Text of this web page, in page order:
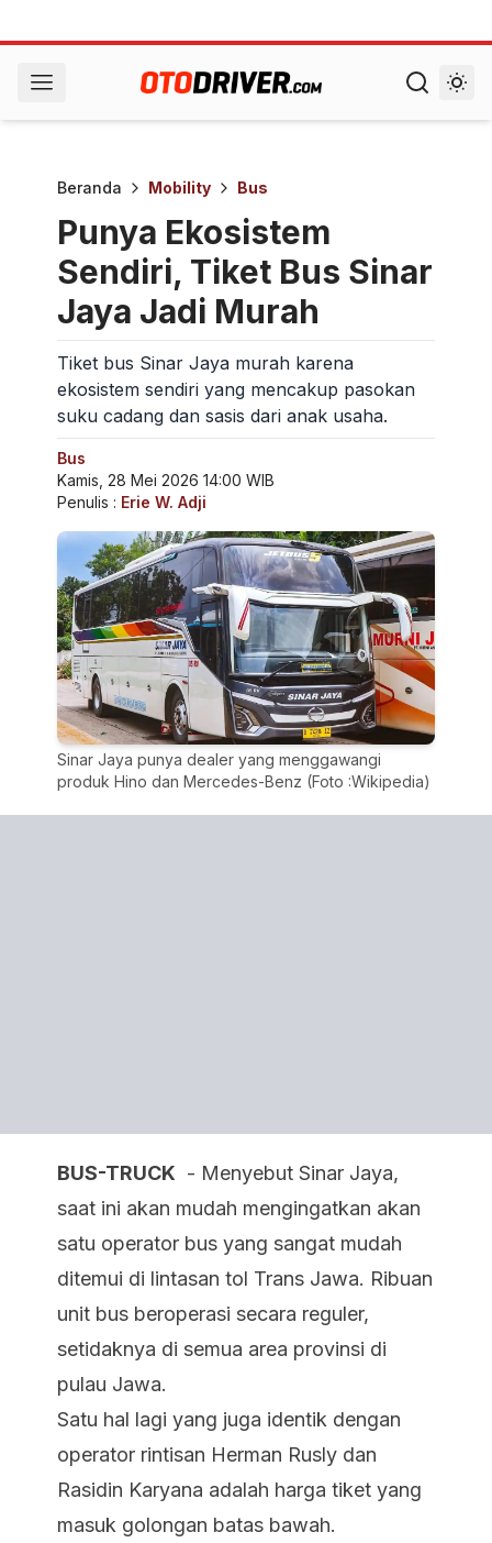
Beranda Mobility Bus
Punya Ekosistem
Sendiri, Tiket Bus Sinar
Jaya Jadi Murah
Tiket bus Sinar Jaya murah karena
ekosistem sendiri yang mencakup pasokan
suku cadang dan sasis dari anak usaha.
Bus
Kamis, 28 Mei 2026 14:00 WIB
Penulis : Erie W. Adji
Sinar Jaya punya dealer yang menggawangi
produk Hino dan Mercedes-Benz (Foto :Wikipedia)
BUS-TRUCK - Menyebut Sinar Jaya,
saat ini akan mudah mengingatkan akan
satu operator bus yang sangat mudah
ditemui di lintasan tol Trans Jawa. Ribuan
unit bus beroperasi secara reguler,
setidaknya di semua area provinsi di
pulau Jawa.
Satu hal lagi yang juga identik dengan
operator rintisan Herman Rusly dan
Rasidin Karyana adalah harga tiket yang
masuk golongan batas bawah.